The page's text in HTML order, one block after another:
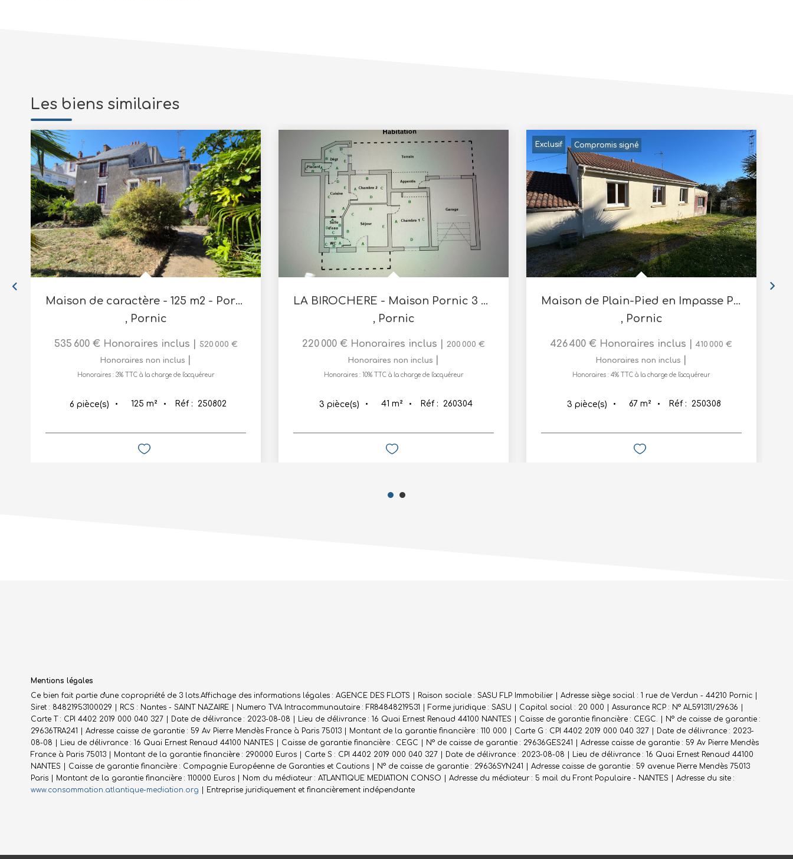
Les biens similaires
Maison de caractère - 125 m2 - Pornic
, Pornic
535 600 € Honoraires inclus
520 000 €
Honoraires non inclus
Honoraires : 3% TTC à la charge de l'acquéreur
6 pièce(s) 125 m² Réf : 250802
LA BIROCHERE - Maison Pornic 3 pièce(s) 41 m2
, Pornic
220 000 € Honoraires inclus
200 000 €
Honoraires non inclus
Honoraires : 10% TTC à la charge de l'acquéreur
3 pièce(s) 41 m² Réf : 260304
Exclusif Compromis signé
Maison de Plain-Pied en Impasse PORNIC
, Pornic
426 400 € Honoraires inclus
410 000 €
Honoraires non inclus
Honoraires : 4% TTC à la charge de l'acquéreur
3 pièce(s) 67 m² Réf : 250308
Mentions légales
Ce bien fait partie d'une copropriété de 3 lots.Affichage des informations légales : AGENCE DES FLOTS | Raison sociale : SASU FLP Immobilier | Adresse siège social : 1 rue de Verdun - 44210 Pornic |
Siret : 84821953100029 | RCS : Nantes - SAINT NAZAIRE | Numero TVA Intracommunautaire : FR84848219531 | Forme juridique : SASU | Capital social : 20 000 | Assurance RCP : N° AL591311/29636 |
Carte T : CPI 4402 2019 000 040 327 | Date de délivrance : 2023-08-08 | Lieu de délivrance : 16 Quai Ernest Renaud 44100 NANTES | Caisse de garantie financière : CEGC. | N° de caisse de garantie :
29636TRA241 | Adresse caisse de garantie : 59 Av Pierre Mendès France à Paris 75013 | Montant de la garantie financière : 110 000 | Carte G : CPI 4402 2019 000 040 327 | Date de délivrance : 2023-
08-08 | Lieu de délivrance : 16 Quai Ernest Renaud 44100 NANTES | Caisse de garantie financière : CEGC | N° de caisse de garantie : 29636GES241 | Adresse caisse de garantie : 59 Av Pierre Mendès
France à Paris 75013 | Montant de la garantie financière : 290000 Euros | Carte S : CPI 4402 2019 000 040 327 | Date de délivrance : 2023-08-08 | Lieu de délivrance : 16 Quai Ernest Renaud 44100
NANTES | Caisse de garantie financière : Compagnie Européenne de Garanties et Cautions | N° de caisse de garantie : 29636SYN241 | Adresse caisse de garantie : 59 avenue Pierre Mendès 75013
Paris | Montant de la garantie financière : 110000 Euros | Nom du médiateur : ATLANTIQUE MEDIATION CONSO | Adresse du médiateur : 5 mail du Front Populaire - NANTES | Adresse du site :
www.consommation.atlantique-mediation.org
Entreprise juridiquement et financièrement indépendante